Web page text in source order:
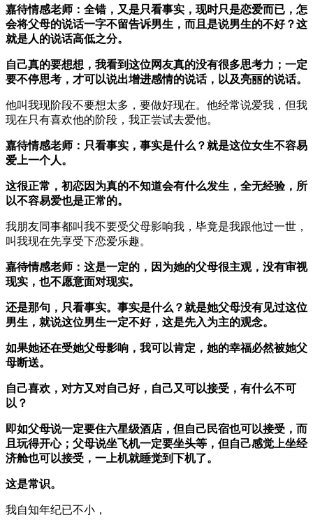
嘉待情感老师：全错，又是只看事实，现时只是恋爱而已，怎
会将父母的说话一字不留告诉男生，而且是说男生的不好？这
就是人的说话高低之分。
自己真的要想想，我看到这位网友真的没有很多思考力；一定
要不停思考，才可以说出增进感情的说话，以及亮丽的说话。
他叫我现阶段不要想太多，要做好现在。他经常说爱我，但我
现在只有喜欢他的阶段，我正尝试去爱他。
嘉待情感老师：只看事实，事实是什么？就是这位女生不容易
爱上一个人。
这很正常，初恋因为真的不知道会有什么发生，全无经验，所
以不容易爱也是正常的。
我朋友同事都叫我不要受父母影响我，毕竟是我跟他过一世，
叫我现在先享受下恋爱乐趣。
嘉待情感老师：这是一定的，因为她的父母很主观，没有审视
现实，也不愿意面对现实。
还是那句，只看事实。事实是什么？就是她父母没有见过这位
男生，就说这位男生一定不好，这是先入为主的观念。
如果她还在受她父母影响，我可以肯定，她的幸福必然被她父
母断送。
自己喜欢，对方又对自己好，自己又可以接受，有什么不可
以？
即如父母说一定要住六星级酒店，但自己民宿也可以接受，而
且玩得开心；父母说坐飞机一定要坐头等，但自己感觉上坐经
济舱也可以接受，一上机就睡觉到下机了。
这是常识。
我自知年纪已不小，